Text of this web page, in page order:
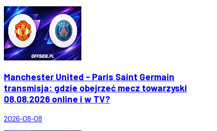
Manchester United - Paris Saint Germain
transmisja: gdzie obejrzeć mecz towarzyski
08.08.2026 online i w TV?
2026-08-08